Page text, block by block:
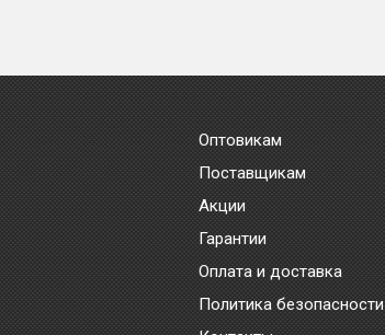
Оптовикам
Поставщикам
Акции
Гарантии
Оплата и доставка
Политика безопасности